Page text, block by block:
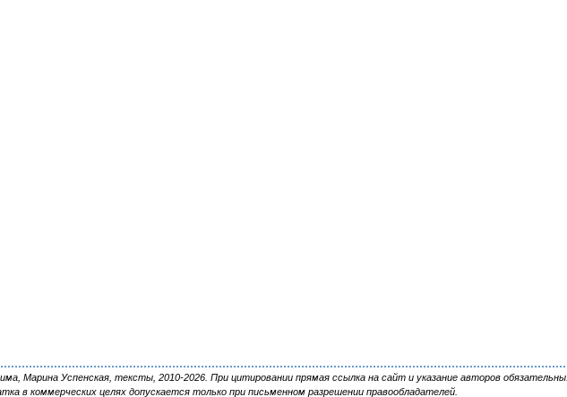
Марина Успенская, тексты, 2010-2026. При цитировании прямая ссылка на сайт и указание авторов обязательны.
в коммерческих целях допускается только при письменном разрешении правообладателей.